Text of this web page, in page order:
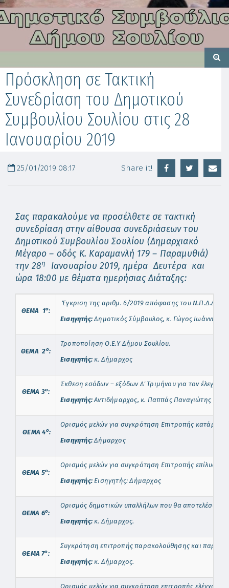
Πρόσκληση σε Τακτική
Συνεδρίαση του Δημοτικού
Συμβουλίου Σουλίου στις 28
Ιανουαρίου 2019
25/01/2019 08:17 Share it!
Σας παρακαλούμε να προσέλθετε σε τακτική
συνεδρίαση στην αίθουσα συνεδριάσεων του
Δημοτικού Συμβουλίου Σουλίου (Δημαρχιακό
Μέγαρο – οδός Κ. Καραμανλή 179 – Παραμυθιά)
την 28η
Ιανουαρίου 2019, ημέρα Δευτέρα και
ώρα 18:00 με θέματα ημερήσιας Διάταξης:
ΘΕΜΑ 1o:
Έγκριση της αριθμ. 6/2019 απόφασης του Ν.Π.Δ.Δ
Εισηγητής:Δημοτικός Σύμβουλος, κ. Γώγος
ΘΕΜΑ 2o:
Τροποποίηση Ο.Ε.Υ Δήμου Σουλίου.
Εισηγητής: κ. Δήμαρχος
ΘΕΜΑ 3o:
Έκθεση εσόδων – εξόδων Δ΄ Τριμήνου για τον έλεγχο
Εισηγητής:Αντιδήμαρχος, κ. Παππάς Παναγιώτης
ΘΕΜΑ 4o:
Ορισμός μελών για συγκρότηση Επιτροπής
Εισηγητής:Δήμαρχος
ΘΕΜΑ 5o:
Ορισμός μελών για συγκρότηση Επιτροπής
Εισηγητής: Εισηγητής: Δήμαρχος
ΘΕΜΑ 6o:
Ορισμός δημοτικών υπαλλήλων που θα αποτελέσουν
Εισηγητής: κ. Δήμαρχος.
ΘΕΜΑ 7o:
Συγκρότηση επιτροπής παρακολούθησης και
Εισηγητής: κ. Δήμαρχος.
Ορισμός μελών για συγκρότηση επιτροπής ελέγχου